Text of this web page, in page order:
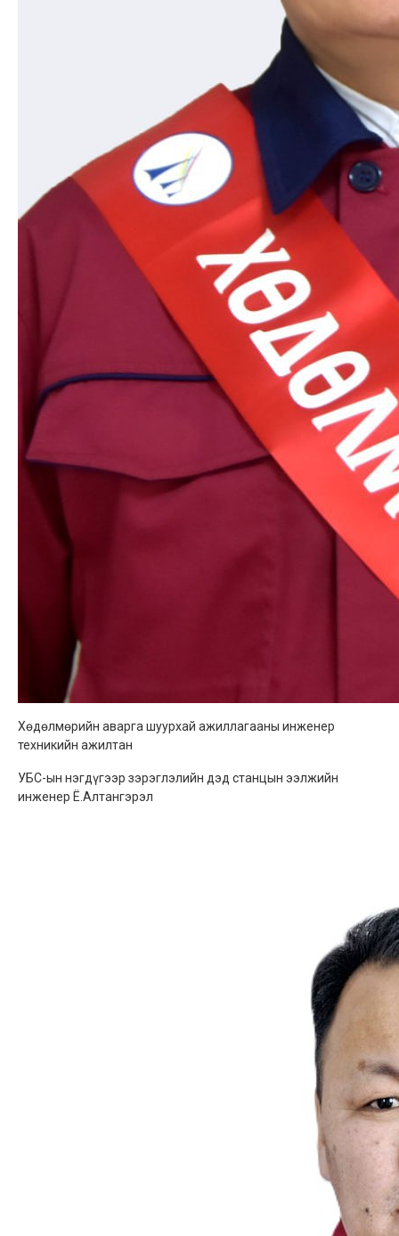
Хөдөлмөрийн аварга шуурхай ажиллагааны инженер
техникийн ажилтан
УБС-ын нэгдүгээр зэрэглэлийн дэд станцын ээлжийн
инженер Ё.Алтангэрэл